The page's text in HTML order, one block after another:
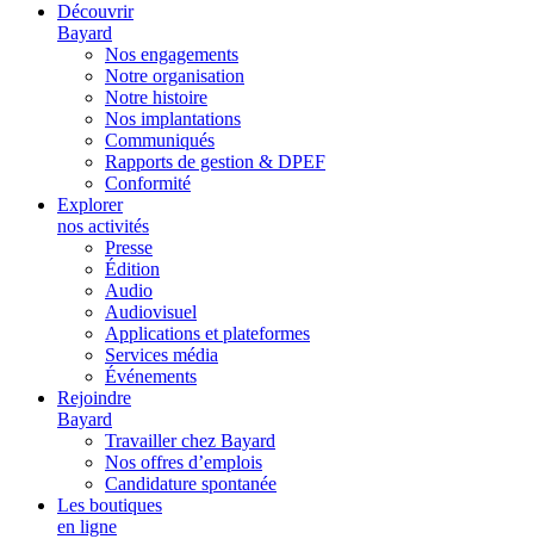
Découvrir
Bayard
Nos engagements
Notre organisation
Notre histoire
Nos implantations
Communiqués
Rapports de gestion & DPEF
Conformité
Explorer
nos activités
Presse
Édition
Audio
Audiovisuel
Applications et plateformes
Services média
Événements
Rejoindre
Bayard
Travailler chez Bayard
Nos offres d’emplois
Candidature spontanée
Les boutiques
en ligne